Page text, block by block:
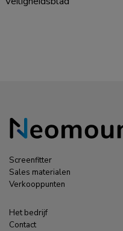
Screenfitter
Sales materialen
Verkooppunten
Het bedrijf
Contact